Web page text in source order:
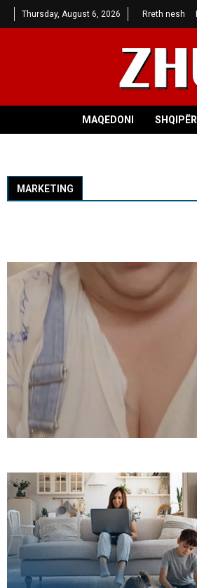
Thursday, August 6, 2026 Rreth nesh
MAQEDONI SHQIPËRI
MARKETING